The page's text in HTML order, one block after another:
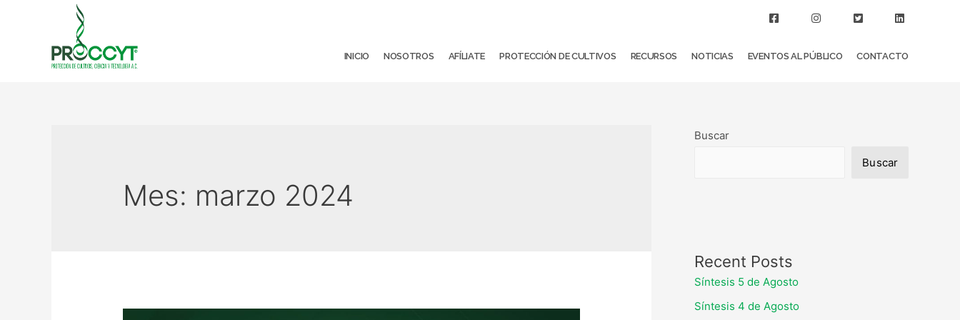
INICIO NOSOTROS AFÍLIATE PROTECCIÓN DE CULTIVOS RECURSOS NOTICIAS EVENTOS AL PÚBLICO CONTACTO
Mes: marzo 2024
Buscar
Buscar
Recent Posts
Síntesis 5 de Agosto
Síntesis 4 de Agosto